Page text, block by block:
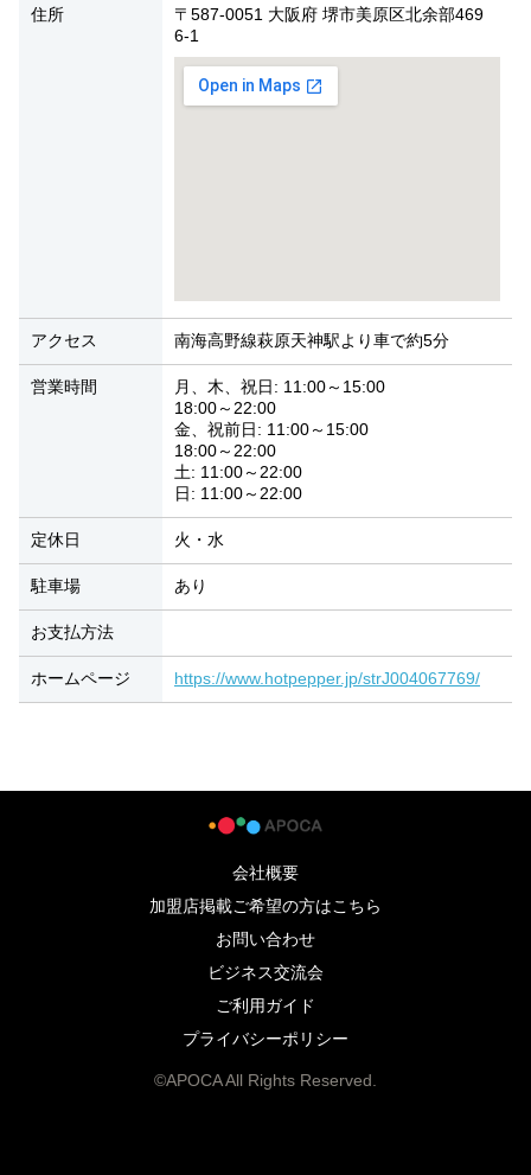
住所
〒587-0051 大阪府 堺市美原区北余部469
6-1
アクセス 南海高野線萩原天神駅より車で約5分
営業時間
月、木、祝日: 11:00～15:00
18:00～22:00
金、祝前日: 11:00～15:00
18:00～22:00
土: 11:00～22:00
日: 11:00～22:00
定休日 火・水
駐車場 あり
お支払方法
ホームページ https://www.hotpepper.jp/strJ004067769/
会社概要
加盟店掲載ご希望の方はこちら
お問い合わせ
ビジネス交流会
ご利用ガイド
プライバシーポリシー
©APOCA All Rights Reserved.